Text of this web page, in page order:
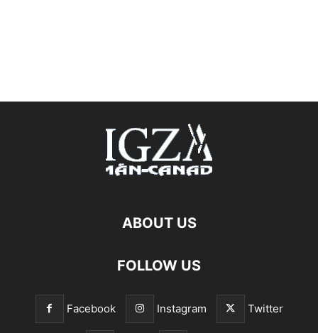
ABOUT US
FOLLOW US
Facebook Instagram Twitter